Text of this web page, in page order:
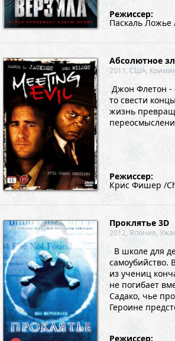
Режиссер:
Паскаль Ложье
Абсолютное
2011, США,
Джон Флетон -
то свести
жизнь
Режиссер:
Крис Фишер /
Проклятье 3D
2012, Япония,
В школе для
самоубийство.
из учениц
не погибает
Садако, чье
Героине
Режиссер: